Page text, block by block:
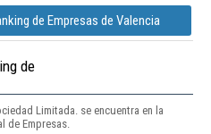
de Empresas de Valencia
de
Limitada. se encuentra en la
de Empresas.